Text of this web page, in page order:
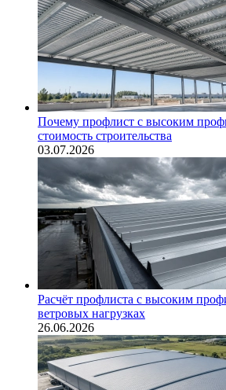
Почему профлист с высоким
стоимость строительства
03.07.2026
Расчёт профлиста с высоким
ветровых нагрузках
26.06.2026